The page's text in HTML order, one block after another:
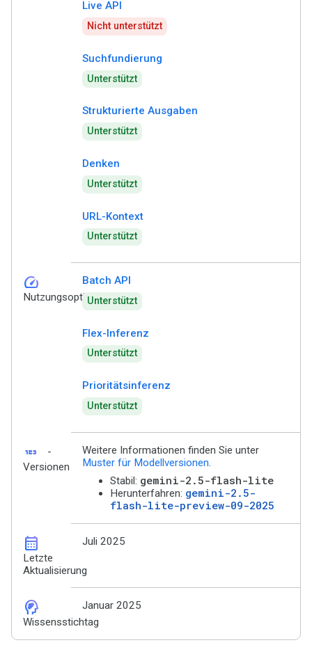
Live API
Nicht unterstützt
Suchfundierung
Unterstützt
Strukturierte Ausgaben
Unterstützt
Denken
Unterstützt
URL-Kontext
Unterstützt
speed
Nutzungsoptionen
Batch API
Unterstützt
Flex-Inferenz
Unterstützt
Prioritätsinferenz
Unterstützt
123
-
Versionen
Weitere Informationen finden Sie unter
Muster für Modellversionen.
Stabil: gemini-2.5-flash-lite
Herunterfahren: gemini-2.5-
flash-lite-preview-09-2025
calendar_month
Letzte
Aktualisierung
Juli 2025
cognition_2
Wissensstichtag
Januar 2025